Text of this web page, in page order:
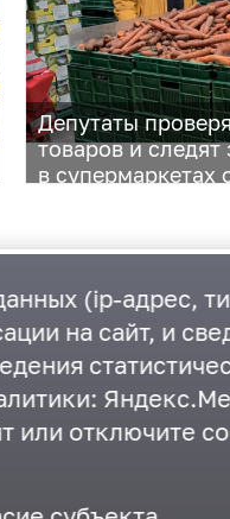
Депутаты
товаров и
в супермаркетах
(ip-адрес,
на сайт, и
или отключите